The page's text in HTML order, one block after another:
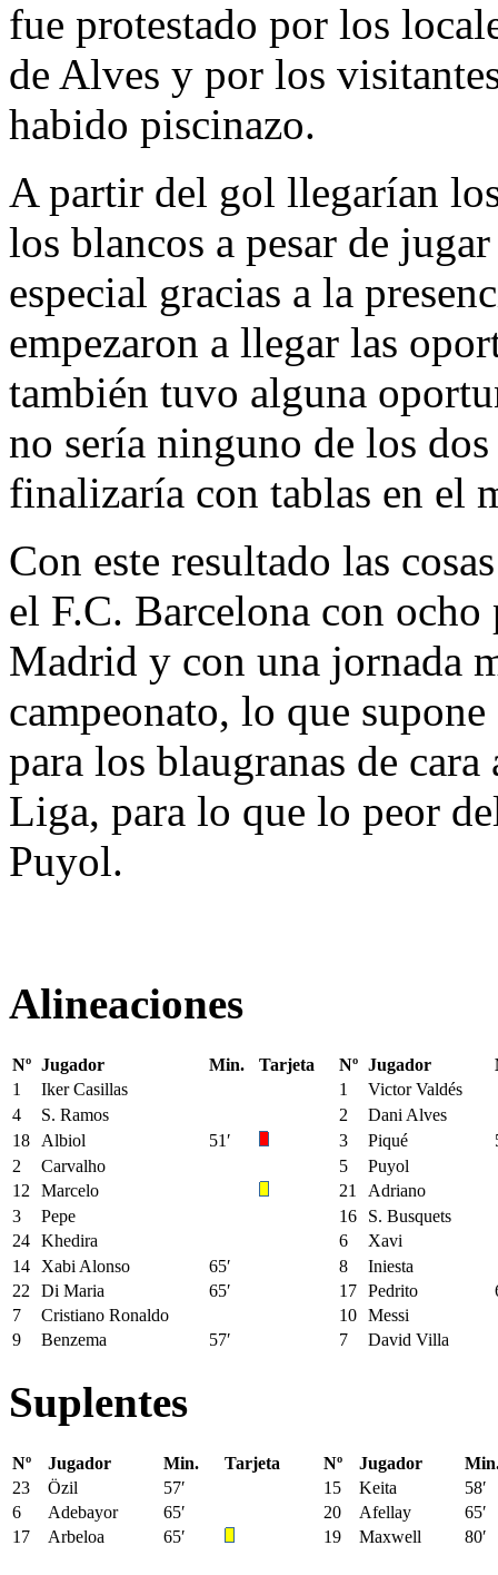
fue protestado por los
de Alves y por los
habido piscinazo.
A partir del gol llegarían
los blancos a pesar de
especial gracias a la
empezaron a llegar las
también tuvo alguna
no sería ninguno de los
finalizaría con tablas en el
Con este resultado las
el F.C. Barcelona con
Madrid y con una jornada
campeonato, lo que supone
para los blaugranas de
Liga, para lo que lo peor
Puyol.
Alineaciones
Nº Jugador Min. Tarjeta Nº Jugador
1
Iker Casillas 1
Victor Valdés
4
S. Ramos 2
Dani Alves
18
Albiol 51′ 3 Piqué
2
Carvalho 5
Puyol
12
Marcelo 21
Adriano
3
Pepe 16
S. Busquets
24 Khedira 6
Xavi
14
Xabi Alonso 65′ 8
Iniesta
22
Di Maria 65′ 17 Pedrito
7
Cristiano Ronaldo 10 Messi
9
Benzema 57′ 7 David Villa
Suplentes
Nº Jugador Min. Tarjeta Nº Jugador
23
Özil 57′ 15 Keita
58′
6
Adebayor 65′ 20 Afellay
65′
17
Arbeloa 65′ 19 Maxwell 80′